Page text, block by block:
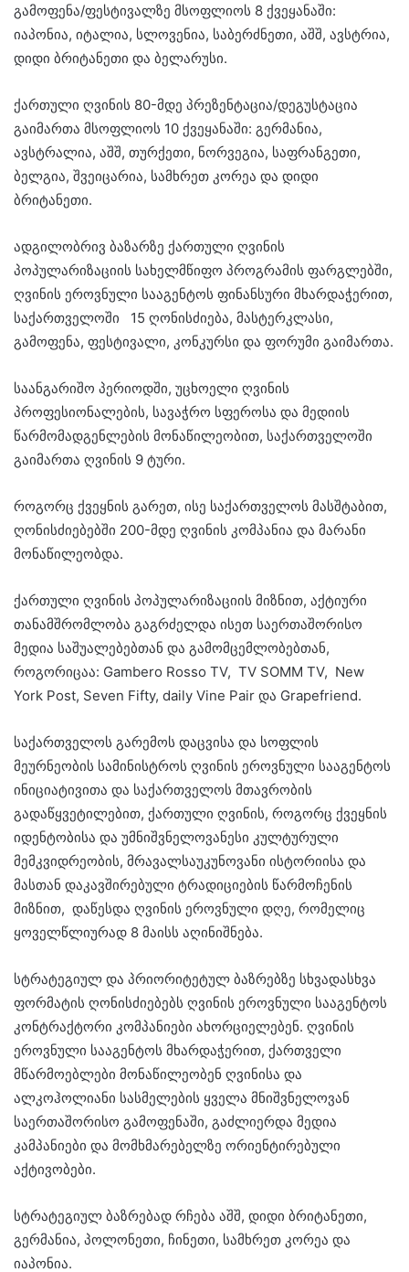
გამოფენა/ფესტივალზე მსოფლიოს 8 ქვეყანაში:
იაპონია, იტალია, სლოვენია, საბერძნეთი, აშშ, ავსტრია,
დიდი ბრიტანეთი და ბელარუსი.
ქართული ღვინის 80-მდე პრეზენტაცია/დეგუსტაცია
გაიმართა მსოფლიოს 10 ქვეყანაში: გერმანია,
ავსტრალია, აშშ, თურქეთი, ნორვეგია, საფრანგეთი,
ბელგია, შვეიცარია, სამხრეთ კორეა და დიდი
ბრიტანეთი.
ადგილობრივ ბაზარზე ქართული ღვინის
პოპულარიზაციის სახელმწიფო პროგრამის ფარგლებში,
ღვინის ეროვნული სააგენტოს ფინანსური მხარდაჭერით,
საქართველოში 15 ღონისძიება, მასტერკლასი,
გამოფენა, ფესტივალი, კონკურსი და ფორუმი გაიმართა.
საანგარიშო პერიოდში, უცხოელი ღვინის
პროფესიონალების, სავაჭრო სფეროსა და მედიის
წარმომადგენლების მონაწილეობით, საქართველოში
გაიმართა ღვინის 9 ტური.
როგორც ქვეყნის გარეთ, ისე საქართველოს მასშტაბით,
ღონისძიებებში 200-მდე ღვინის კომპანია და მარანი
მონაწილეობდა.
ქართული ღვინის პოპულარიზაციის მიზნით, აქტიური
თანამშრომლობა გაგრძელდა ისეთ საერთაშორისო
მედია საშუალებებთან და გამომცემლობებთან,
როგორიცაა: Gambero Rosso TV, TV SOMM TV, New
York Post, Seven Fifty, daily Vine Pair და Grapefriend.
საქართველოს გარემოს დაცვისა და სოფლის
მეურნეობის სამინისტროს ღვინის ეროვნული სააგენტოს
ინიციატივითა და საქართველოს მთავრობის
გადაწყვეტილებით, ქართული ღვინის, როგორც ქვეყნის
იდენტობისა და უმნიშვნელოვანესი კულტურული
მემკვიდრეობის, მრავალსაუკუნოვანი ისტორიისა და
მასთან დაკავშირებული ტრადიციების წარმოჩენის
მიზნით, დაწესდა ღვინის ეროვნული დღე, რომელიც
ყოველწლიურად 8 მაისს აღინიშნება.
სტრატეგიულ და პრიორიტეტულ ბაზრებზე სხვადასხვა
ფორმატის ღონისძიებებს ღვინის ეროვნული სააგენტოს
კონტრაქტორი კომპანიები ახორციელებენ. ღვინის
ეროვნული სააგენტოს მხარდაჭერით, ქართველი
მწარმოებლები მონაწილეობენ ღვინისა და
ალკოჰოლიანი სასმელების ყველა მნიშვნელოვან
საერთაშორისო გამოფენაში, გაძლიერდა მედია
კამპანიები და მომხმარებელზე ორიენტირებული
აქტივობები.
სტრატეგიულ ბაზრებად რჩება აშშ, დიდი ბრიტანეთი,
გერმანია, პოლონეთი, ჩინეთი, სამხრეთ კორეა და
იაპონია.